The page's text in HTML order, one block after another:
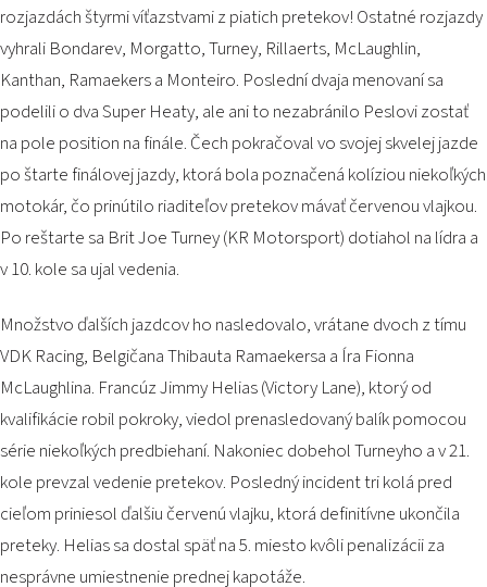
rozjazdách štyrmi víťazstvami z piatich pretekov! Ostatné rozjazdy
vyhrali Bondarev, Morgatto, Turney, Rillaerts, McLaughlin,
Kanthan, Ramaekers a Monteiro. Poslední dvaja menovaní sa
podelili o dva Super Heaty, ale ani to nezabránilo Peslovi zostať
na pole position na finále. Čech pokračoval vo svojej skvelej jazde
po štarte finálovej jazdy, ktorá bola poznačená kolíziou niekoľkých
motokár, čo prinútilo riaditeľov pretekov mávať červenou vlajkou.
Po reštarte sa Brit Joe Turney (KR Motorsport) dotiahol na lídra a
v 10. kole sa ujal vedenia.
Množstvo ďalších jazdcov ho nasledovalo, vrátane dvoch z tímu
VDK Racing, Belgičana Thibauta Ramaekersa a Íra Fionna
McLaughlina. Francúz Jimmy Helias (Victory Lane), ktorý od
kvalifikácie robil pokroky, viedol prenasledovaný balík pomocou
série niekoľkých predbiehaní. Nakoniec dobehol Turneyho a v 21.
kole prevzal vedenie pretekov. Posledný incident tri kolá pred
cieľom priniesol ďalšiu červenú vlajku, ktorá definitívne ukončila
preteky. Helias sa dostal späť na 5. miesto kvôli penalizácii za
nesprávne umiestnenie prednej kapotáže.